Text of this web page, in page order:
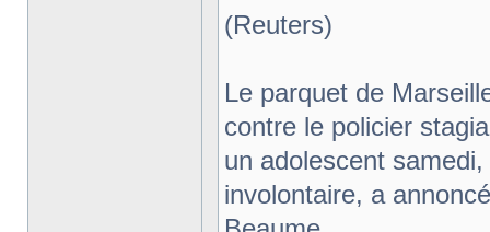
(Reuters)
Le parquet de
contre le policier
un adolescent
involontaire, a